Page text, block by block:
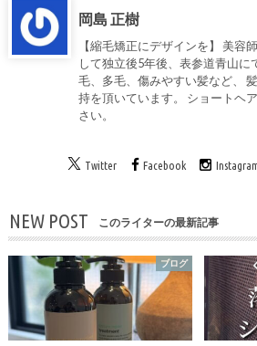
岡島 正樹
【縮毛矯正にデザインを】 美容
して独立後5年後、表参道青山に
毛、多毛、傷みやすい髪など、
持を頂いています。 ショートヘ
さい。
Twitter Facebook
NEW POST このライターの最新記事
ブログ